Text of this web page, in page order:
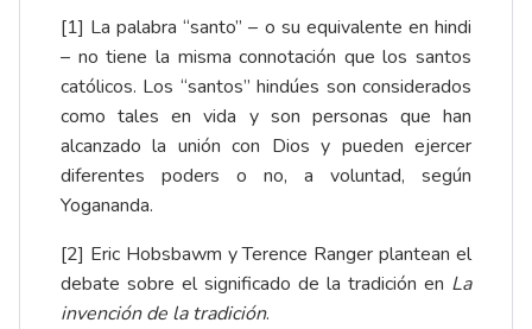
[1] La palabra “santo” – o su equivalente en hindi
– no tiene la misma connotación que los santos
católicos. Los “santos” hindúes son considerados
como tales en vida y son personas que han
alcanzado la unión con Dios y pueden ejercer
diferentes poders o no, a voluntad, según
Yogananda.
[2] Eric Hobsbawm y Terence Ranger plantean el
debate sobre el significado de la tradición en La
invención de la tradición.